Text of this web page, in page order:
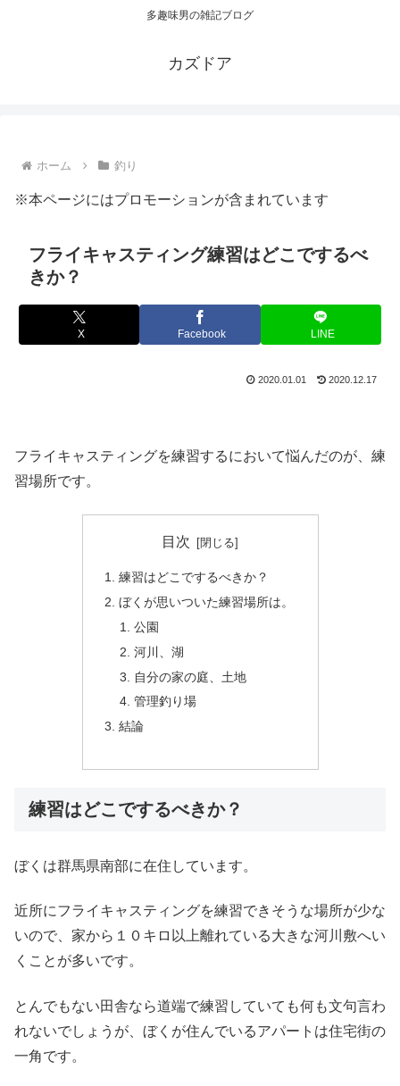
多趣味男の雑記ブログ
カズドア
ホーム 釣り
※本ページにはプロモーションが含まれています
フライキャスティング練習はどこでするべ
きか？
X Facebook LINE
2020.01.01 2020.12.17
フライキャスティングを練習するにおいて悩んだのが、練
習場所です。
目次
練習はどこでするべきか？
ぼくが思いついた練習場所は。
公園
河川、湖
自分の家の庭、土地
管理釣り場
結論
練習はどこでするべきか？
ぼくは群馬県南部に在住しています。
近所にフライキャスティングを練習できそうな場所が少な
いので、家から１０キロ以上離れている大きな河川敷へい
くことが多いです。
とんでもない田舎なら道端で練習していても何も文句言わ
れないでしょうが、ぼくが住んでいるアパートは住宅街の
一角です。